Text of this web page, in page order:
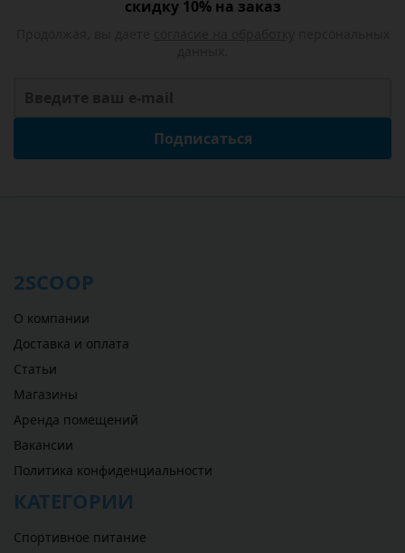
скидку 10% на заказ
Подписаться
2SCOOP
О компании
Доставка и оплата
Статьи
Магазины
Аренда помещений
Вакансии
Политика конфиденциальности
КАТЕГОРИИ
Спортивное питание